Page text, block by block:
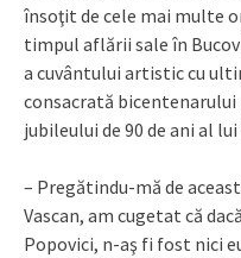
însoţit de cele mai multe
timpul aflării sale în
a cuvântului artistic cu
consacrată bicentenarului
jubileului de 90 de ani al
– Pregătindu-mă de
Vascan, am cugetat că
Popovici, n-aş fi fost nici